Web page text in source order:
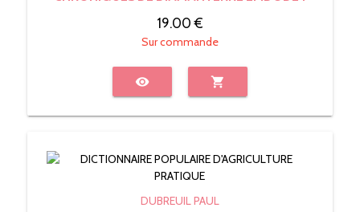
19.00 €
Sur commande
visibility shopping_cart
DUBREUIL PAUL